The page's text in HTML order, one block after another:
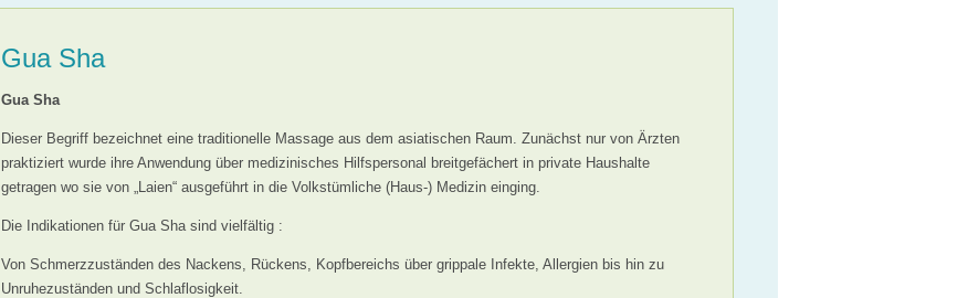
Gua Sha
Gua Sha
Dieser Begriff bezeichnet eine traditionelle Massage aus dem asiatischen Raum. Zunächst nur von Ärzten
praktiziert wurde ihre Anwendung über medizinisches Hilfspersonal breitgefächert in private Haushalte
getragen wo sie von „Laien“ ausgeführt in die Volkstümliche (Haus-) Medizin einging.
Die Indikationen für Gua Sha sind vielfältig :
Von Schmerzzuständen des Nackens, Rückens, Kopfbereichs über grippale Infekte, Allergien bis hin zu
Unruhezuständen und Schlaflosigkeit.